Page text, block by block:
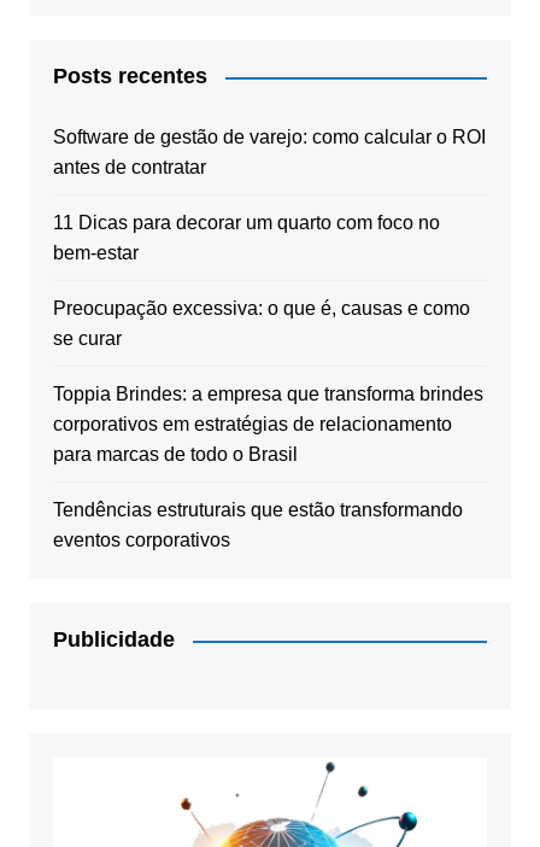
Posts recentes
Software de gestão de varejo: como calcular o ROI
antes de contratar
11 Dicas para decorar um quarto com foco no
bem-estar
Preocupação excessiva: o que é, causas e como
se curar
Toppia Brindes: a empresa que transforma brindes
corporativos em estratégias de relacionamento
para marcas de todo o Brasil
Tendências estruturais que estão transformando
eventos corporativos
Publicidade